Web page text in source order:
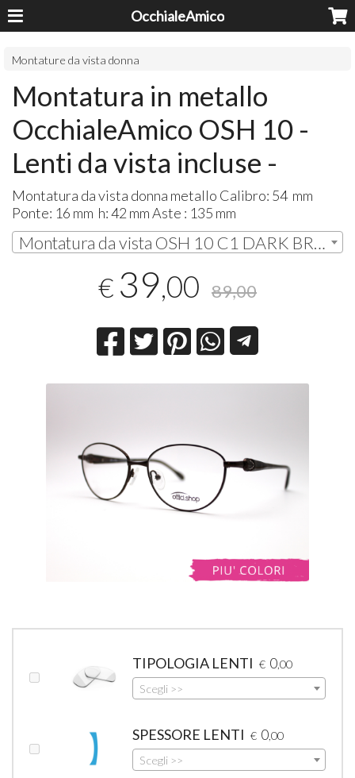
OcchialeAmico
Montature da vista donna
Montatura in metallo
OcchialeAmico OSH 10 -
Lenti da vista incluse -
Montatura da vista donna metallo Calibro: 54 mm
Ponte: 16 mm h: 42 mm Aste : 135 mm
Montatura da vista OSH 10 C1 DARK BROWN | € 39,00
€ 39,00 89,00
TIPOLOGIA LENTI € 0,00
Scegli >>
SPESSORE LENTI € 0,00
Scegli >>